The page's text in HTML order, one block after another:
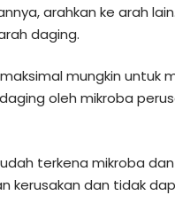
arahkan ke arah
daging.
mungkin untuk
oleh mikroba
terkena mikroba
kerusakan dan tidak